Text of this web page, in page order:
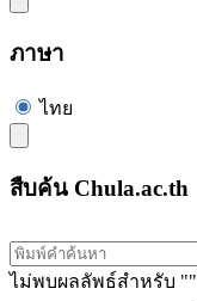
ภาษา
ไทย
สืบค้น Chula.ac.th
ไม่พบผลลัพธ์สำหรับ ""